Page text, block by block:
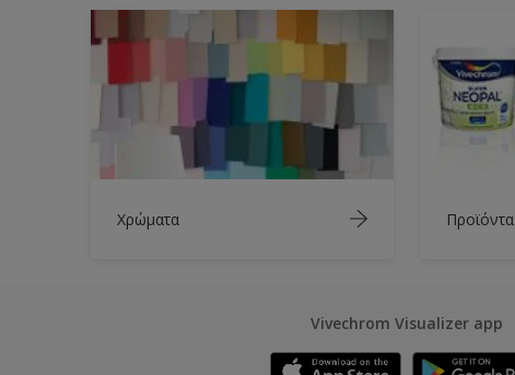
Χρώματα Προϊόντα
Vivechrom Visualizer app